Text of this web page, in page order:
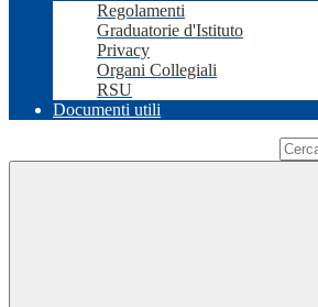
Regolamenti
Graduatorie d'Istituto
Privacy
Organi Collegiali
RSU
Documenti utili